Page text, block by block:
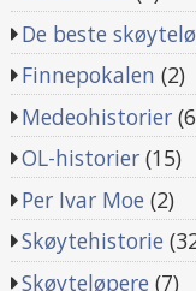
De beste
Finnepokalen (2)
Medeohistorier
OL-historier (15)
Per Ivar Moe (2)
Skøytehistorie
Skøyteløpere (7)